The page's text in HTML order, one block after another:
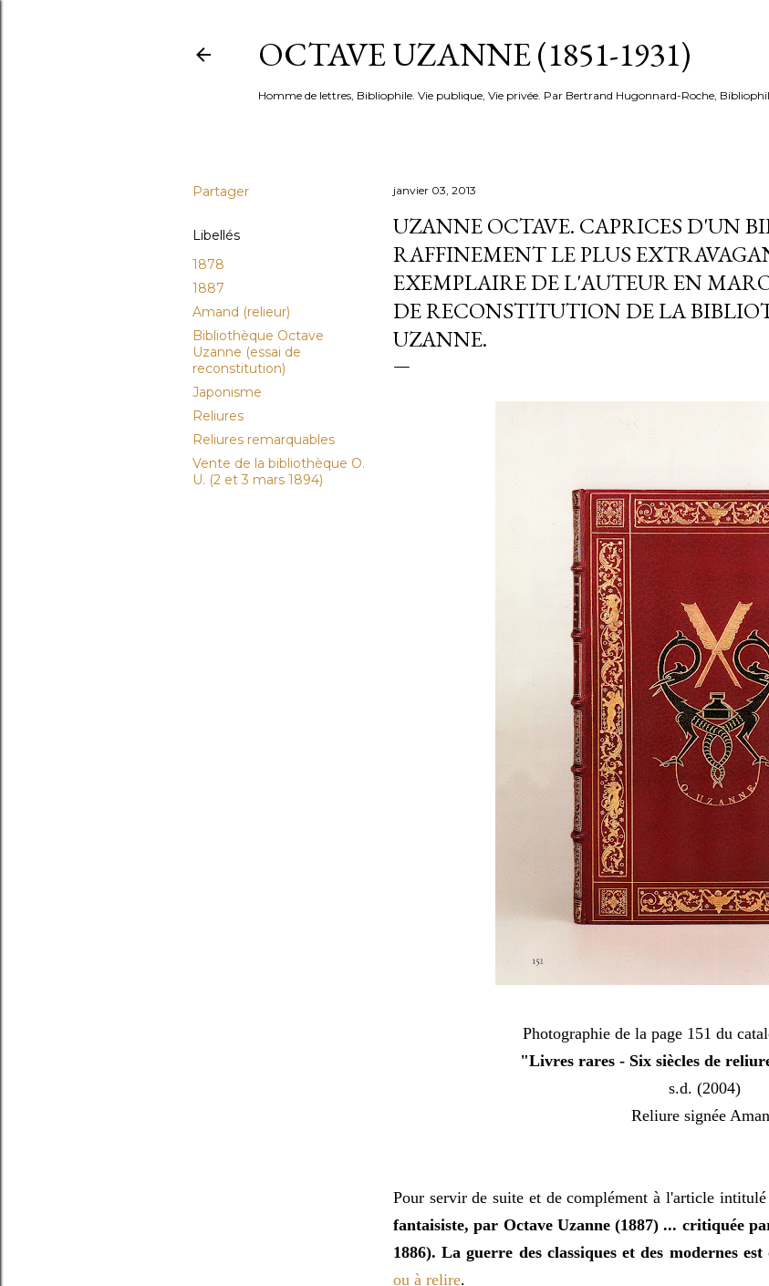
OCTAVE UZANNE (1851-1931)
Homme de lettres, Bibliophile. Vie publique, Vie privée. Par Bertrand Hugonnard-Roche,
Partager
Libellés
1878
1887
Amand (relieur)
Bibliothèque Octave
Uzanne (essai de
reconstitution)
Japonisme
Reliures
Reliures remarquables
Vente de la bibliothèque O.
U. (2 et 3 mars 1894)
janvier 03, 2013
UZANNE OCTAVE. CAPRICES D'UN
RAFFINEMENT LE PLUS
EXEMPLAIRE DE L'AUTEUR EN
DE RECONSTITUTION DE LA
UZANNE.
Photographie de la page 151 du
"Livres rares - Six siècles de
s.d. (2004)
Reliure signée
Pour servir de suite et de complément à l'article
fantaisiste, par Octave Uzanne (1887) ... critiquée
1886). La guerre des classiques et des modernes
ou à relire.